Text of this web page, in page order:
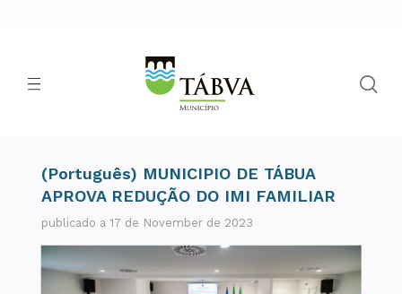
(Português) MUNICIPIO DE TÁBUA
APROVA REDUÇÃO DO IMI FAMILIAR
publicado a 17 de November de 2023